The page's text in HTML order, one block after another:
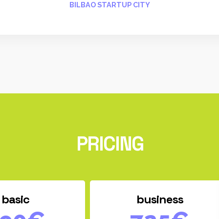
BILBAO STARTUP CITY
PRICING
basic business